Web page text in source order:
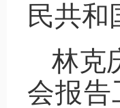
民共和
林克
会报告